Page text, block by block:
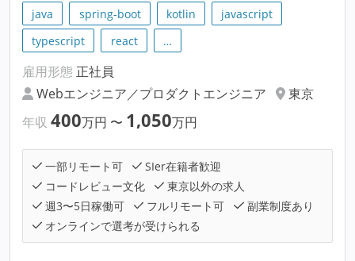
java spring-boot kotlin
javascript
typescript
react …
雇用形態 正社員
Webエンジニア／プロダクトエンジニア
東京
年収 400万円 〜 1,050万円
一部リモート可
SIer在籍者歓迎
コードレビュー文化
東京以外の求人
週3〜5日稼働可
フルリモート可
副業制度あり
オンラインで選考が受けられる